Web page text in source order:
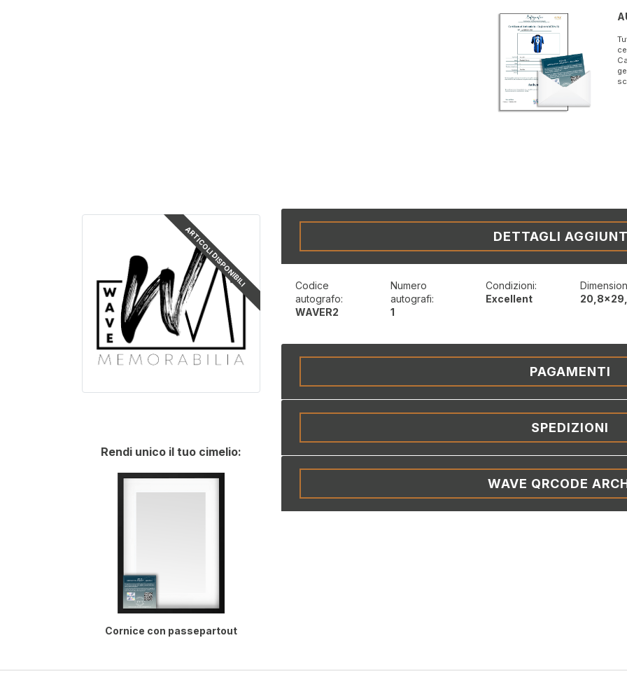
ARTICOLI DISPONIBILI
Rendi unico il tuo cimelio:
Cornice con passepartout
DETTAGLI
Codice
autografo:
WAVER2
Numero
autografi:
1
Condizioni:
Excellent
PAGAMENTI
SPEDIZIONI
WAVE QRCODE